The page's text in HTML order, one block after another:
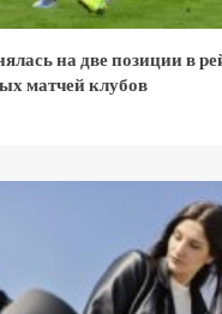
на две позиции в
матчей клубов